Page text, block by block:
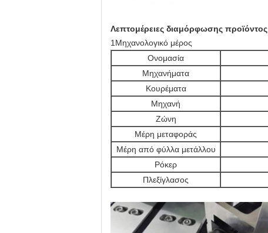
Λεπτομέρειες διαμόρφωσης προϊόντος
1Μηχανολογικό μέρος
Ονομασία
Μηχανήματα
Κουρέματα
Μηχανή
Ζώνη
Μέρη μεταφοράς
Μέρη από φύλλα μετάλλου
Ρόκερ
Πλεξίγλασος